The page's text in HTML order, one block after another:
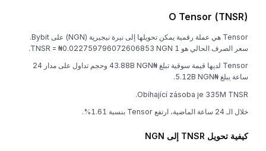
O Tensor (TNSR)
Tensor هي عملة رقمية يمكن تحويلها إلى نيرة نيجيرية (NGN) على Bybit.
سعر الصرف الحالي هو 1 TNSR = ₦0.022759796072606853 NGN.
Tensor لديها قيمة سوقية تبلغ ₦43.88B NGN وحجم تداول على مدار 24
ساعة يبلغ ₦5.12B NGN.
Obíhající zásoba je 335M TNSR.
خلال الـ 24 ساعة الماضية، ارتفع Tensor بنسبة 1.61%.
كيفية تحويل TNSR إلى NGN